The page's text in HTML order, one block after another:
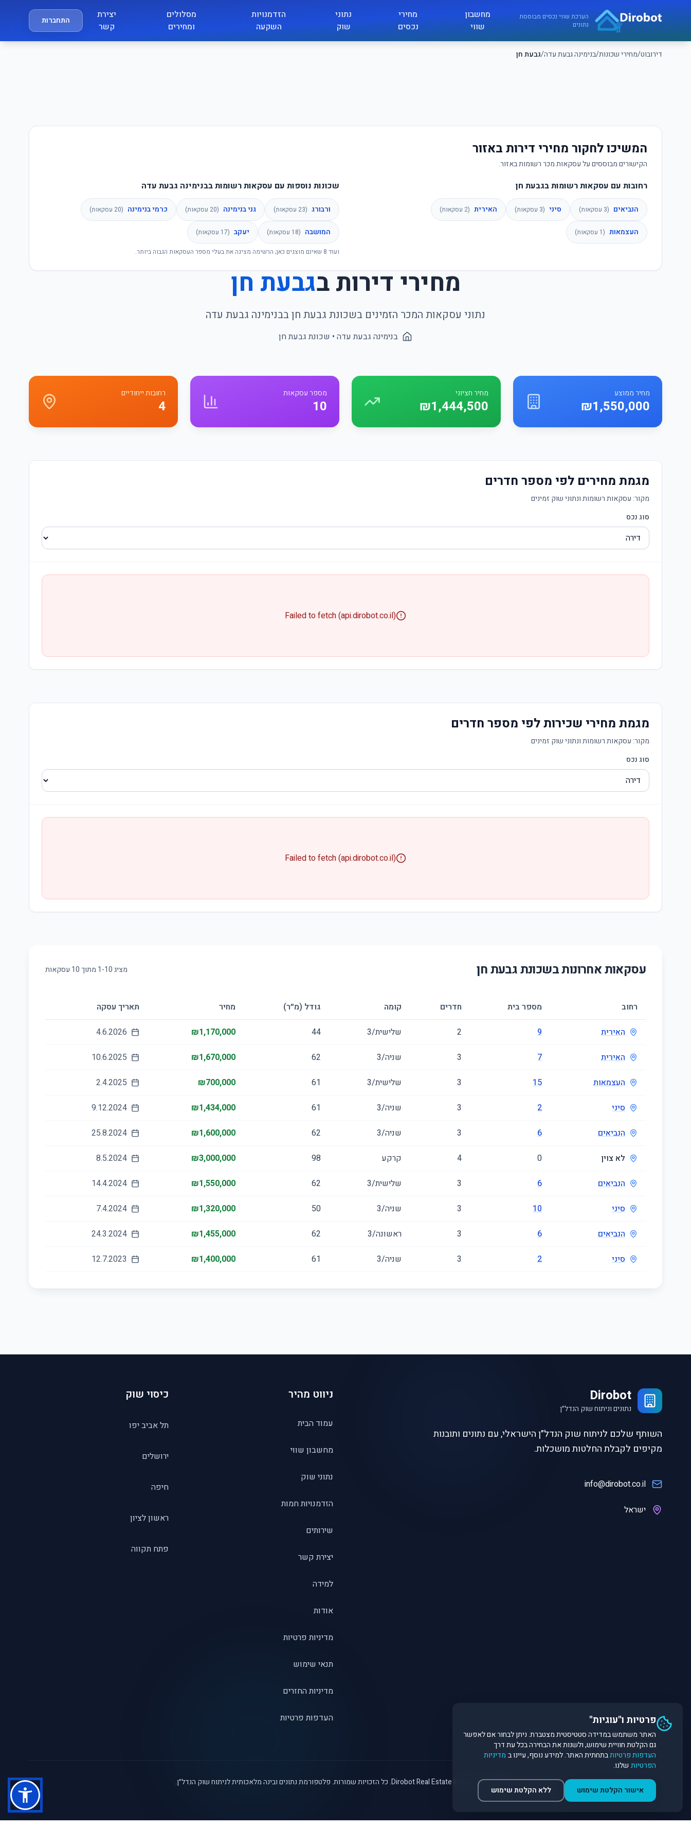
דירובוט/מחירי שכונות/בנימינה גבעת עדה/גבעת חן
דירובוט
הערכת שווי נכסים מבוססת
נתונים
מחשבון
שווי
מחירי
נכסים
נתוני
שוק
הזדמנויות
השקעה
מסלולים
ומחירים
יצירת
קשר
התחברות
המשיכו לחקור מחירי דירות באזור
הקישורים מבוססים על עסקאות מכר רשומות באזור.
רחובות עם עסקאות רשומות בגבעת חן
הנביאים (
3 עסקאות) סיני (
3 עסקאות) האירית (
2 עסקאות)
העצמאות (
1 עסקאות)
שכונות נוספות עם עסקאות רשומות בבנימינה גבעת עדה
ורבורג (
23 עסקאות) גני בנימינה (
20 עסקאות) כרמי בנימינה (
20 עסקאות)
המושבה (
18 עסקאות) יעקב (
17 עסקאות)
ועוד 8 שאינם מוצגים כאן; הרשימה מציגה את בעלי מספר העסקאות הגבוה ביותר.
מחירי דירות בגבעת חן
נתוני עסקאות המכר הזמינים בשכונת גבעת חןבבנימינה גבעת עדה
בנימינה גבעת עדה • שכונת גבעת חן
מחיר ממוצע
₪1,550,000
מחיר חציוני
₪1,444,500
מספר עסקאות
10
רחובות ייחודיים
4
מגמת מחירים לפי מספר חדרים
מקור: עסקאות רשומות ונתוני שוק זמינים
סוג נכס
Failed to fetch (api.dirobot.co.il)
מגמת מחירי שכירות לפי מספר חדרים
מקור: עסקאות רשומות ונתוני שוק זמינים
סוג נכס
Failed to fetch (api.dirobot.co.il)
עסקאות אחרונות בשכונתגבעת חן מציג 1-10 מתוך10 עסקאות
רחוב מספר בית חדרים קומה גודל (מ״ר) מחיר תאריך עסקה
האירית 9
2 שלישית/3 44
₪1,170,000
4.6.2026
האירית 7
3 שניה/3 62
₪1,670,000
10.6.2025
העצמאות 15
3 שלישית/3 61
₪700,000
2.4.2025
סיני 2
3 שניה/3 61
₪1,434,000
9.12.2024
הנביאים 6
3 שניה/3 62
₪1,600,000
25.8.2024
לא צוין 0
4 קרקע 98
₪3,000,000
8.5.2024
הנביאים 6
3 שלישית/3 62
₪1,550,000
14.4.2024
סיני 10
3 שניה/3 50
₪1,320,000
7.4.2024
הנביאים 6
3 ראשונה/3 62
₪1,455,000
24.3.2024
סיני 2
3 שניה/3 61
₪1,400,000
12.7.2023
Dirobot
נתונים וניתוח שוק הנדל״ן
השותף שלכם לניתוח שוק הנדל״ן הישראלי, עם נתונים ותובנות
מקיפים לקבלת החלטות מושכלות.
info@dirobot.co.il
ישראל
ניווט מהיר
עמוד הבית
מחשבון שווי
נתוני שוק
הזדמנויות חמות
שירותים
יצירת קשר
למידה
אודות
מדיניות פרטיות
תנאי שימוש
מדיניות החזרים
העדפות פרטיות
כיסוי שוק
תל אביב יפו
ירושלים
חיפה
ראשון לציון
פתח תקווה
©
2026Dirobot Real Estate Intelligence. כל הזכויות שמורות. פלטפורמת נתונים ובינה מלאכותית לניתוח שוק הנדל״ן.
פרטיות ו"עוגיות"
האתר משתמש במדידה סטטיסטית מצטברת. ניתן לבחור אם לאפשר
גם הקלטת חוויית שימוש, ולשנות את הבחירה בכל עת דרך
העדפות פרטיותבתחתית האתר. למידע נוסף, עיינו ב מדיניות
הפרטיות שלנו.
אישור הקלטת שימוש ללא הקלטת שימוש